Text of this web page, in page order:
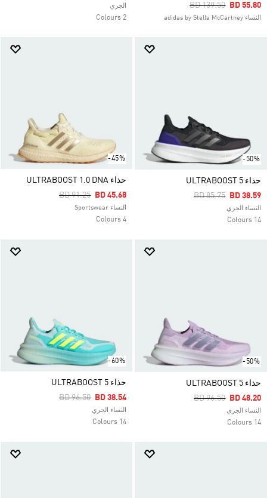
Price Reduced From
BD 139.50ToBD 55.80
النساء adidas by Stella McCartney
الجري
2 Colours
-50%
حذاء ULTRABOOST 5
Price Reduced
BD 85.75ToBD 38.59
النساء الجري
14 Colours
-45%
حذاء ULTRABOOST 1.0 DNA
Price Reduced From
BD 91.25ToBD 45.68
النساء Sportswear
4 Colours
-50%
حذاء ULTRABOOST 5
Price Reduced
BD 96.50ToBD 48.20
النساء الجري
14 Colours
-60%
حذاء ULTRABOOST 5
Price Reduced From
BD 96.50ToBD 38.54
النساء الجري
14 Colours